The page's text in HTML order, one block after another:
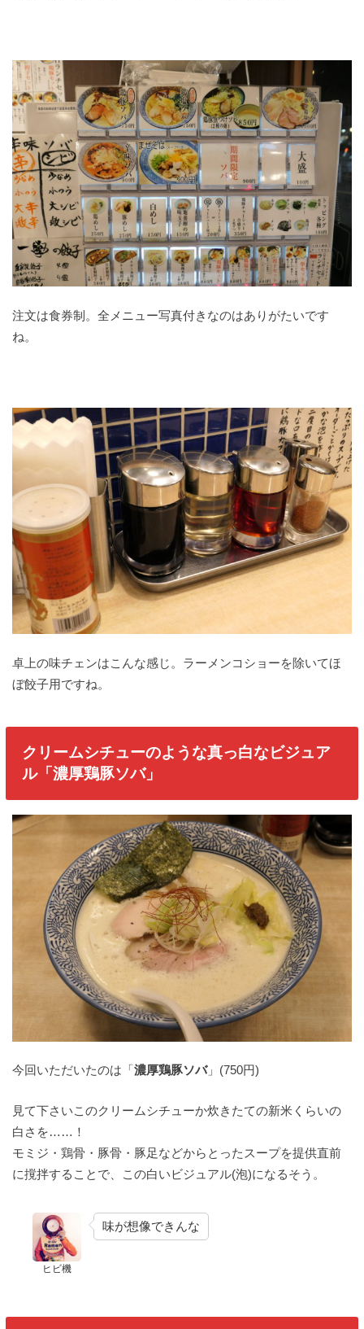
注文は食券制。全メニュー写真付きなのはありがたいです
ね。
卓上の味チェンはこんな感じ。ラーメンコショーを除いてほ
ぼ餃子用ですね。
クリームシチューのような真っ白なビジュア
ル「濃厚鶏豚ソバ」
今回いただいたのは「濃厚鶏豚ソバ」(750円)
見て下さいこのクリームシチューか炊きたての新米くらいの
白さを……！
モミジ・鶏骨・豚骨・豚足などからとったスープを提供直前
に撹拌することで、この白いビジュアル(泡)になるそう。
ヒビ機
味が想像できんな